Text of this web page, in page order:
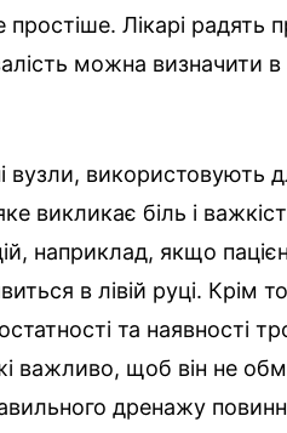
Лікарі радять
можна визначити в
вузли, використовують
викликає біль і
наприклад, якщо
в лівій руці. Крім
та наявності
важливо, щоб він не
дренажу